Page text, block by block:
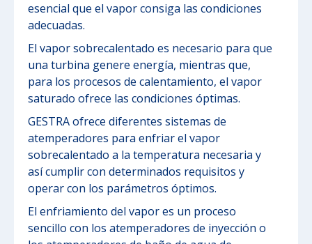
esencial que el vapor consiga las condiciones
adecuadas.
El vapor sobrecalentado es necesario para que
una turbina genere energía, mientras que,
para los procesos de calentamiento, el vapor
saturado ofrece las condiciones óptimas.
GESTRA ofrece diferentes sistemas de
atemperadores para enfriar el vapor
sobrecalentado a la temperatura necesaria y
así cumplir con determinados requisitos y
operar con los parámetros óptimos.
El enfriamiento del vapor es un proceso
sencillo con los atemperadores de inyección o